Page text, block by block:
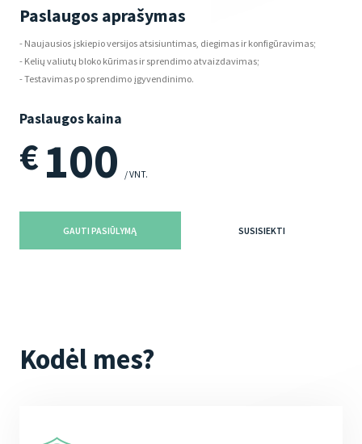
Paslaugos aprašymas
- Naujausios įskiepio versijos atsisiuntimas, diegimas ir konfigūravimas;
- Kelių valiutų bloko kūrimas ir sprendimo atvaizdavimas;
- Testavimas po sprendimo įgyvendinimo.
Paslaugos kaina
€100 / VNT.
GAUTI PASIŪLYMĄ SUSISIEKTI
Kodėl mes?